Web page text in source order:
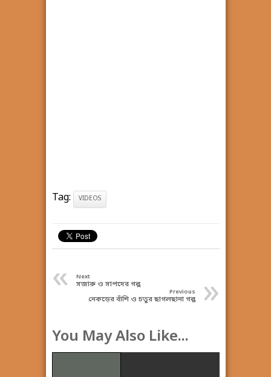
Tag: VIDEOS
« Next
সজারু ও সাপদের গল্প »
Previous
নেকড়ের বাঁশি ও চতুর ছাগলছানা গল্প
You May Also Like...